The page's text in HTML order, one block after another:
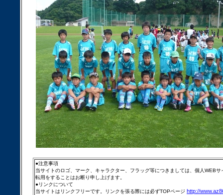
●注意事項
当サイトのロゴ、マーク、キャラクター、フラッグ等につきましては、個人WEB
転用をすることはお断り申し上げます。
●リンクについて
当サイトはリンクフリーです。リンクを張る際には必ずTOPページ http://